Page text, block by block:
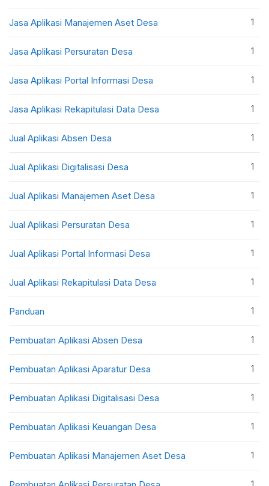
Jasa Aplikasi Manajemen Aset Desa 1
Jasa Aplikasi Persuratan Desa 1
Jasa Aplikasi Portal Informasi Desa 1
Jasa Aplikasi Rekapitulasi Data Desa 1
Jual Aplikasi Absen Desa 1
Jual Aplikasi Digitalisasi Desa 1
Jual Aplikasi Manajemen Aset Desa 1
Jual Aplikasi Persuratan Desa 1
Jual Aplikasi Portal Informasi Desa 1
Jual Aplikasi Rekapitulasi Data Desa 1
Panduan 1
Pembuatan Aplikasi Absen Desa 1
Pembuatan Aplikasi Aparatur Desa 1
Pembuatan Aplikasi Digitalisasi Desa 1
Pembuatan Aplikasi Keuangan Desa 1
Pembuatan Aplikasi Manajemen Aset Desa 1